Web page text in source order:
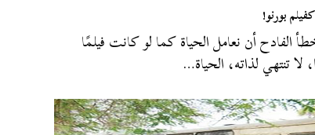
بورنو!
الفادح أن نعامل الحياة كما لو كانت فيلمًا
لا تنتهي لذاته، الحياة…